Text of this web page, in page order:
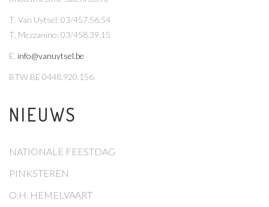
T . Van Uytsel: 03/457.56.54
T . Mezzanino: 03/458.39.15
E info@vanuytsel.be
BTW BE 0448.920.156.
NIEUWS
NATIONALE FEESTDAG
PINKSTEREN
O.H. HEMELVAART